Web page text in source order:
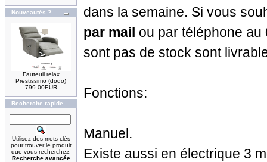
Nouveautés ?
Fauteuil relax
Prestissimo (dodo)
799.00EUR
Recherche rapide
Utilisez des mots-clés
pour trouver le produit
que vous recherchez.
Recherche avancée
dans la semaine. Si vous
par mail ou par téléphone
sont pas de stock sont
Fonctions:
Manuel.
Existe aussi en électrique 3